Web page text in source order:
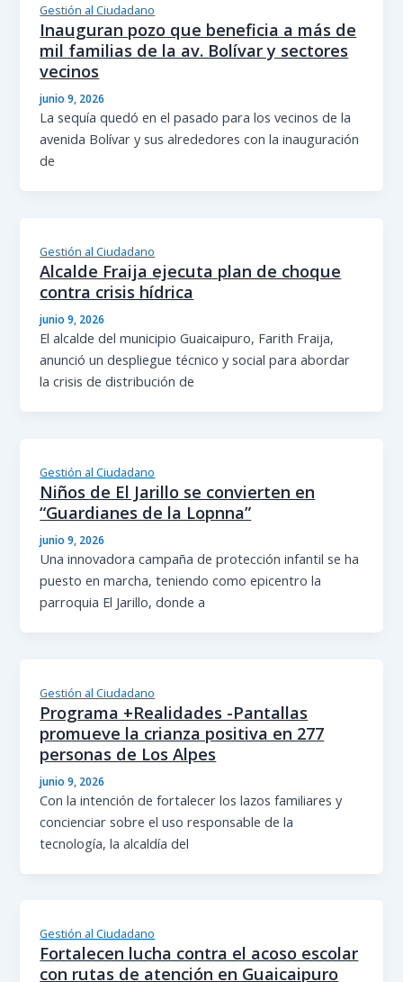
Gestión al Ciudadano
Inauguran pozo que beneficia a más de
mil familias de la av. Bolívar y sectores
vecinos
junio 9, 2026
La sequía quedó en el pasado para los vecinos de la
avenida Bolívar y sus alrededores con la inauguración
de
Gestión al Ciudadano
Alcalde Fraija ejecuta plan de choque
contra crisis hídrica
junio 9, 2026
El alcalde del municipio Guaicaipuro, Farith Fraija,
anunció un despliegue técnico y social para abordar
la crisis de distribución de
Gestión al Ciudadano
Niños de El Jarillo se convierten en
“Guardianes de la Lopnna”
junio 9, 2026
Una innovadora campaña de protección infantil se ha
puesto en marcha, teniendo como epicentro la
parroquia El Jarillo, donde a
Gestión al Ciudadano
Programa +Realidades -Pantallas
promueve la crianza positiva en 277
personas de Los Alpes
junio 9, 2026
Con la intención de fortalecer los lazos familiares y
concienciar sobre el uso responsable de la
tecnología, la alcaldía del
Gestión al Ciudadano
Fortalecen lucha contra el acoso escolar
con rutas de atención en Guaicaipuro